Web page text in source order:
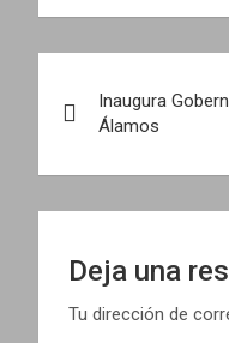
v
e
Inaugura
Álamos
Deja una
Tu dirección de